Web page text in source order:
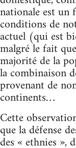
nationale est un
conditions de
actuel (qui est
malgré le fait
majorité de la
la combinaison
provenant de
continents…
Cette
que la défense
des « ethnies »,